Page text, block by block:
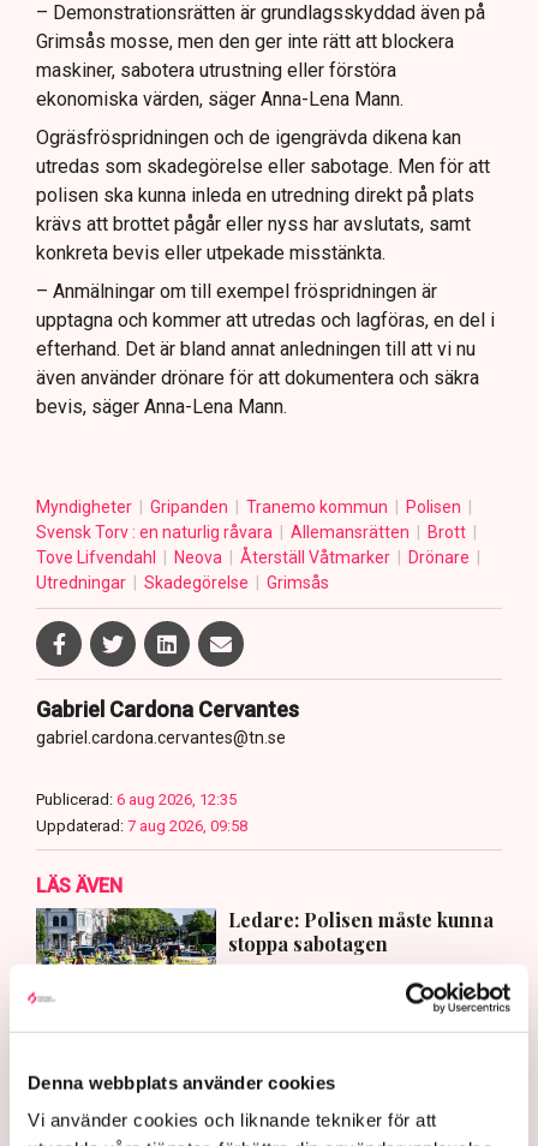
Denna webbplats använder cookies
Vi använder cookies och liknande tekniker för att
– Demonstrationsrätten är grundlagsskyddad även på
Grimsås mosse, men den ger inte rätt att blockera
maskiner, sabotera utrustning eller förstöra
ekonomiska värden, säger Anna-Lena Mann.
Ogräsfröspridningen och de igengrävda dikena kan
utredas som skadegörelse eller sabotage. Men för att
polisen ska kunna inleda en utredning direkt på plats
krävs att brottet pågår eller nyss har avslutats, samt
konkreta bevis eller utpekade misstänkta.
– Anmälningar om till exempel fröspridningen är
upptagna och kommer att utredas och lagföras, en del i
efterhand. Det är bland annat anledningen till att vi nu
även använder drönare för att dokumentera och säkra
bevis, säger Anna-Lena Mann.
Myndigheter Gripanden Tranemo kommun
Polisen
Svensk Torv : en naturlig råvara
Allemansrätten
Brott
Tove Lifvendahl
Neova Återställ Våtmarker
Drönare
Utredningar
Skadegörelse Grimsås
Gabriel Cardona Cervantes
gabriel.cardona.cervantes@tn.se
Publicerad: 6 aug 2026, 12:35
Uppdaterad: 7 aug 2026, 09:58
LÄS ÄVEN
Ledare: Polisen måste kunna
stoppa sabotagen
Aktivisterna klättrar upp på
maskiner – polisen kan inte
avvisa dem: ”Upptrappning på